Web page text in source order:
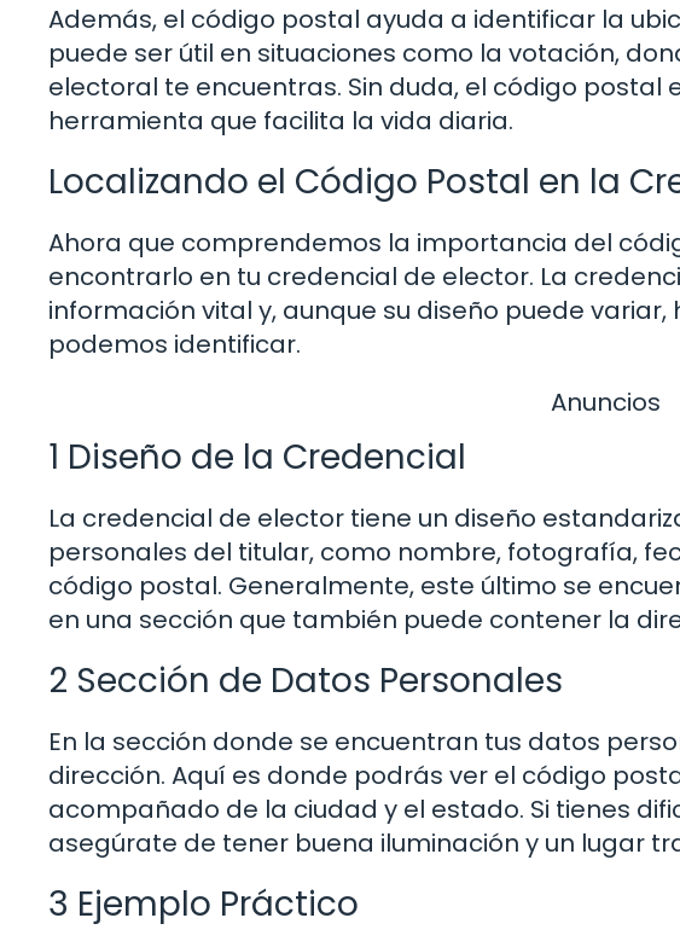
Además, el código postal ayuda a identificar la
puede ser útil en situaciones como la votación,
electoral te encuentras. Sin duda, el código postal
herramienta que facilita la vida diaria.
Localizando el Código Postal en la
Ahora que comprendemos la importancia del
encontrarlo en tu credencial de elector. La
información vital y, aunque su diseño puede
podemos identificar.
Anuncios
1 Diseño de la Credencial
La credencial de elector tiene un diseño
personales del titular, como nombre, fotografía,
código postal. Generalmente, este último se
en una sección que también puede contener la
2 Sección de Datos Personales
En la sección donde se encuentran tus datos
dirección. Aquí es donde podrás ver el código
acompañado de la ciudad y el estado. Si tienes
asegúrate de tener buena iluminación y un lugar
3 Ejemplo Práctico